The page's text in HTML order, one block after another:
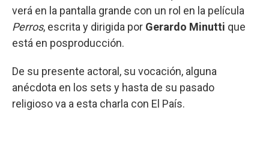
verá en la pantalla grande con un rol en la película
Perros, escrita y dirigida por Gerardo Minutti que
está en posproducción.
De su presente actoral, su vocación, alguna
anécdota en los sets y hasta de su pasado
religioso va a esta charla con El País.